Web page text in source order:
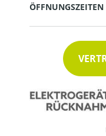
ÖFFNUNGSZEITEN